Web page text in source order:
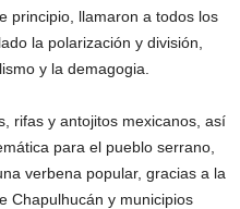
principio, llamaron a todos los
la polarización y división,
y la demagogia.
rifas y antojitos mexicanos, así
para el pueblo serrano,
verbena popular, gracias a la
Chapulhucán y municipios